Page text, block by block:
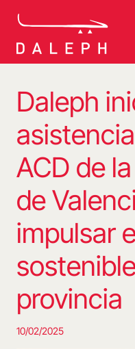
Daleph
ACD de
de
impulsar
provincia
10/02/2025